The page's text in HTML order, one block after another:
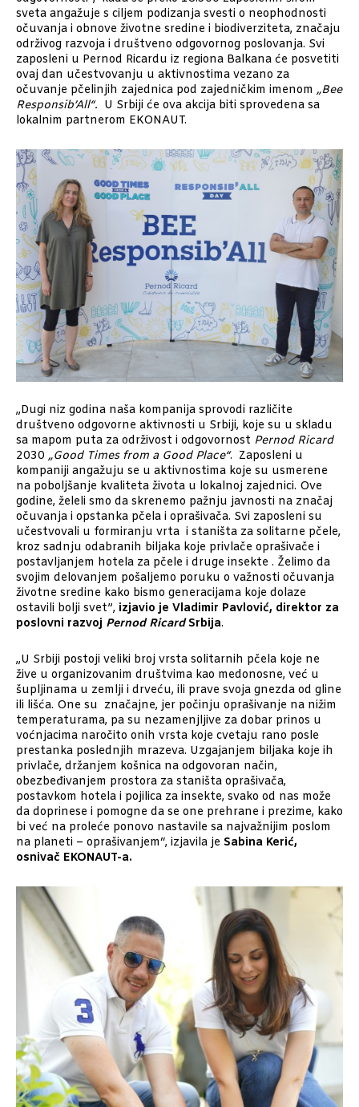
sveta angažuje s ciljem podizanja svesti o neophodnosti
očuvanja i obnove životne sredine i biodiverziteta, značaju
održivog razvoja i društveno odgovornog poslovanja. Svi
zaposleni u Pernod Ricardu iz regiona Balkana će posvetiti
ovaj dan učestvovanju u aktivnostima vezano za
očuvanje pčelinjih zajednica pod zajedničkim imenom „Bee
Responsib’All“. U Srbiji će ova akcija biti sprovedena sa
lokalnim partnerom EKONAUT.
„Dugi niz godina naša kompanija sprovodi različite
društveno odgovorne aktivnosti u Srbiji, koje su u skladu
sa mapom puta za održivost i odgovornost Pernod Ricard
2030 „Good Times from a Good Place“. Zaposleni u
kompaniji angažuju se u aktivnostima koje su usmerene
na poboljšanje kvaliteta života u lokalnoj zajednici. Ove
godine, želeli smo da skrenemo pažnju javnosti na značaj
očuvanja i opstanka pčela i oprašivača. Svi zaposleni su
učestvovali u formiranju vrta i staništa za solitarne pčele,
kroz sadnju odabranih biljaka koje privlače oprašivače i
postavljanjem hotela za pčele i druge insekte . Želimo da
svojim delovanjem pošaljemo poruku o važnosti očuvanja
životne sredine kako bismo generacijama koje dolaze
ostavili bolji svet”, izjavio je Vladimir Pavlović, direktor za
poslovni razvoj Pernod RicardSrbija.
„U Srbiji postoji veliki broj vrsta solitarnih pčela koje ne
žive u organizovanim društvima kao medonosne, već u
šupljinama u zemlji i drveću, ili prave svoja gnezda od gline
ili lišća. One su značajne, jer počinju oprašivanje na nižim
temperaturama, pa su nezamenjljive za dobar prinos u
voćnjacima naročito onih vrsta koje cvetaju rano posle
prestanka poslednjih mrazeva. Uzgajanjem biljaka koje ih
privlače, držanjem košnica na odgovoran način,
obezbeđivanjem prostora za staništa oprašivača,
postavkom hotela i pojilica za insekte, svako od nas može
da doprinese i pomogne da se one prehrane i prezime, kako
bi već na proleće ponovo nastavile sa najvažnijim poslom
na planeti – oprašivanjem“, izjavila je Sabina Kerić,
osnivač EKONAUT-a.